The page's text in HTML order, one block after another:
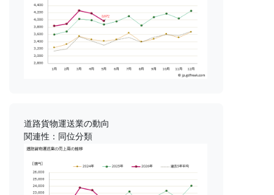
道路貨物運送業の動向
関連性：同位分類